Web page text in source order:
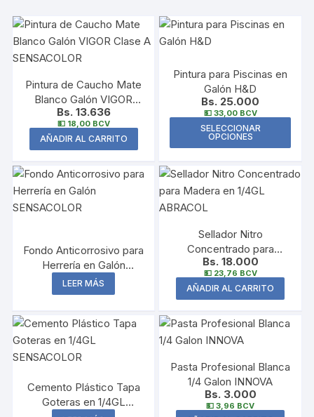
Pintura de Caucho Mate
Blanco Galón VIGOR
Clase A SENSACOLOR
Bs. 13.636
💵 18,00 BCV
AÑADIR AL CARRITO
Pintura para Piscinas en
Galón H&D
Bs. 25.000
💵 33,00 BCV
SELECCIONAR
OPCIONES
Fondo Anticorrosivo para
Herrería en Galón
SENSACOLOR
LEER MÁS
Sellador Nitro
Concentrado para
Madera en 1/4GL
ABRACOL
Bs. 18.000
💵 23,76 BCV
AÑADIR AL CARRITO
Cemento Plástico Tapa
Goteras en 1/4GL
Pasta Profesional Blanca
1/4 Galon INNOVA
Bs. 3.000
💵 3,96 BCV